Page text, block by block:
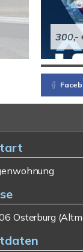
300,-
Osterburg